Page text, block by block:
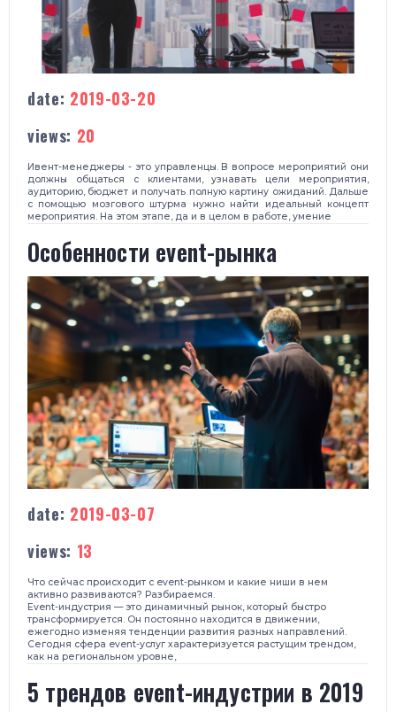
date: 2019-03-20
views: 20
Ивент-менеджеры - это управленцы. В вопросе мероприятий они
должны общаться с клиентами, узнавать цели мероприятия,
аудиторию, бюджет и получать полную картину ожиданий. Дальше
с помощью мозгового штурма нужно найти идеальный концепт
мероприятия. На этом этапе, да и в целом в работе, умение
Особенности event-рынка
date: 2019-03-07
views: 13
Что сейчас происходит с event-рынком и какие ниши в нем
активно развиваются? Разбираемся.
Event-индустрия — это динамичный рынок, который быстро
трансформируется. Он постоянно находится в движении,
ежегодно изменяя тенденции развития разных направлений.
Сегодня сфера event-услуг характеризуется растущим трендом,
как на региональном уровне,
5 трендов event-индустрии в 2019